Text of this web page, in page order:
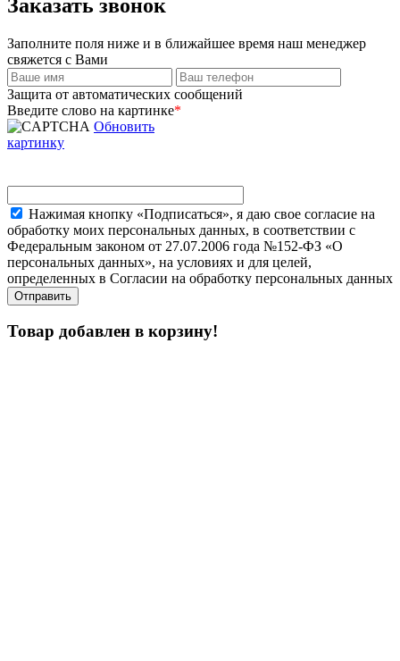
Заказать звонок
Заполните поля ниже и в ближайшее время наш менеджер
свяжется с Вами
Защита от автоматических сообщений
Введите слово на картинке*
Обновить
картинку
Нажимая кнопку «Подписаться», я даю свое согласие на
обработку моих персональных данных, в соответствии с
Федеральным законом от 27.07.2006 года №152-ФЗ «О
персональных данных», на условиях и для целей,
определенных в Согласии на обработку персональных данных
Товар добавлен в корзину!